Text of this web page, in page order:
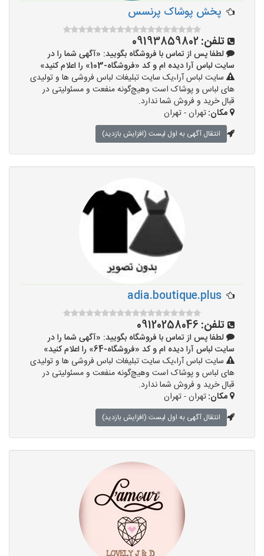
پخش پوشاک پرنسس
تلفن:09193859802
لطفا پس از تماس با فروشگاه بگویید: «آگهی شما را در
سایت لباس آرا دیده ام و کد «فروشگاه-103» را اعلام کنید»
سایت لباس آرا،یک سایت تبلیغات لباس فروشی ها و تولیدی
های لباس و پوشاک است وهیچ‌گونه منفعت و مسئولیتی در
قبال خرید و فروش شما ندارد.
مکان:تهران - تهران
انتقال آگهی به اول لیست (افزایش بازدید)
adia.boutique.plus
تلفن: 09120258046
لطفا پس از تماس با فروشگاه بگویید: «آگهی شما را در
سایت لباس آرا دیده ام و کد «فروشگاه-64» را اعلام کنید»
سایت لباس آرا،یک سایت تبلیغات لباس فروشی ها و تولیدی
های لباس و پوشاک است وهیچ‌گونه منفعت و مسئولیتی در
قبال خرید و فروش شما ندارد.
مکان:تهران - تهران
انتقال آگهی به اول لیست (افزایش بازدید)